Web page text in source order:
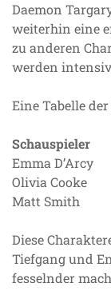
Daemon
weiterhin eine
zu anderen
werden
Eine Tabelle
Schauspieler
Emma D’Arcy
Olivia Cooke
Matt Smith
Diese
Tiefgang und
fesselnder